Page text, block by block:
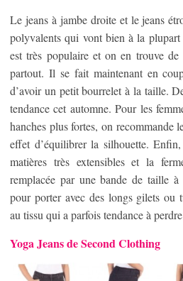
Le jeans à jambe droite et le jeans
polyvalents qui vont bien à la
est très populaire et on en trouve
partout. Il se fait maintenant en
d’avoir un petit bourrelet à la taille.
tendance cet automne. Pour les
hanches plus fortes, on recommande
effet d’équilibrer la silhouette.
matières très extensibles et la
remplacée par une bande de taille
pour porter avec des longs gilets ou
au tissu qui a parfois tendance à
Yoga Jeans de Second Clothing